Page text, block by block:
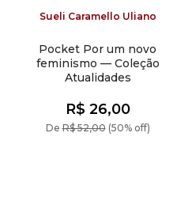
Sueli Caramello Uliano
Pocket Por um novo
feminismo — Coleção
Atualidades
DeR$ 52,00(50% off)
R$ 26,00